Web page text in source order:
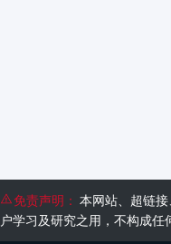
免责声明： 本网站、超链
户学习及研究之用，不构成